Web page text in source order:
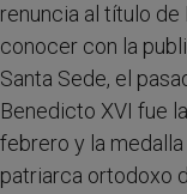
renuncia al título
conocer con la
Santa Sede, el
Benedicto XVI fue
febrero y la
patriarca ortodoxo